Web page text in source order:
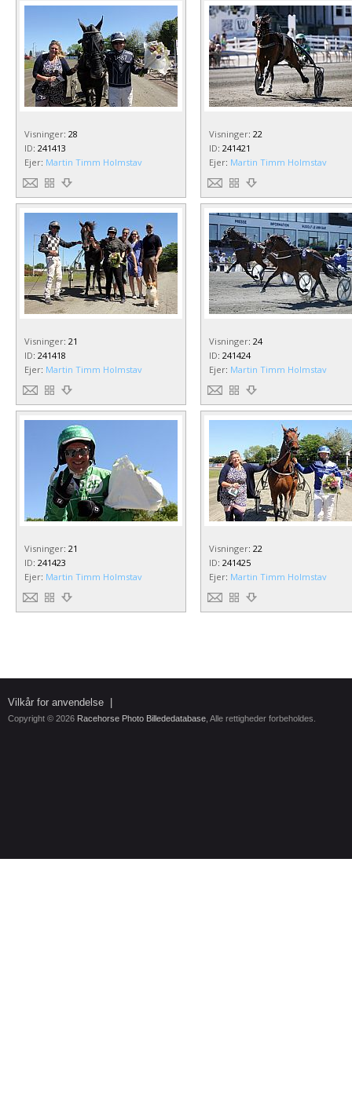
Visninger: 28
ID: 241413
Ejer: Martin Timm Holmstav
Visninger: 22
ID: 241421
Ejer: Martin Timm Holmstav
Visninger: 21
ID: 241418
Ejer: Martin Timm Holmstav
Visninger: 24
ID: 241424
Ejer: Martin Timm Holmstav
Visninger: 21
ID: 241423
Ejer: Martin Timm Holmstav
Visninger: 22
ID: 241425
Ejer: Martin Timm Holmstav
Vilkår for anvendelse
Copyright © 2026 Racehorse Photo Billededatabase , Alle rettigheder forbeholdes.